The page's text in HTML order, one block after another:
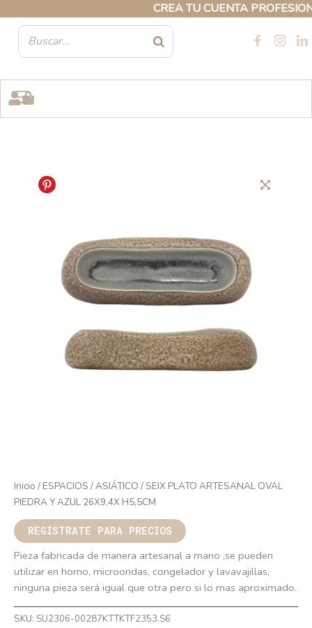
CREA TU CUENTA
contenido
Inicio / ESPACIOS /ASIÁTICO / SEIX PLATO ARTESANAL OVAL
PIEDRA Y AZUL 26X9,4X H5,5CM
REGÍSTRATE PARA PRECIOS
Pieza fabricada de manera artesanal a mano ,se pueden
utilizar en horno, microondas, congelador y lavavajillas,
ninguna pieza será igual que otra pero si lo mas aproximado.
SKU: SU2306-00287KTTKTF2353.S6